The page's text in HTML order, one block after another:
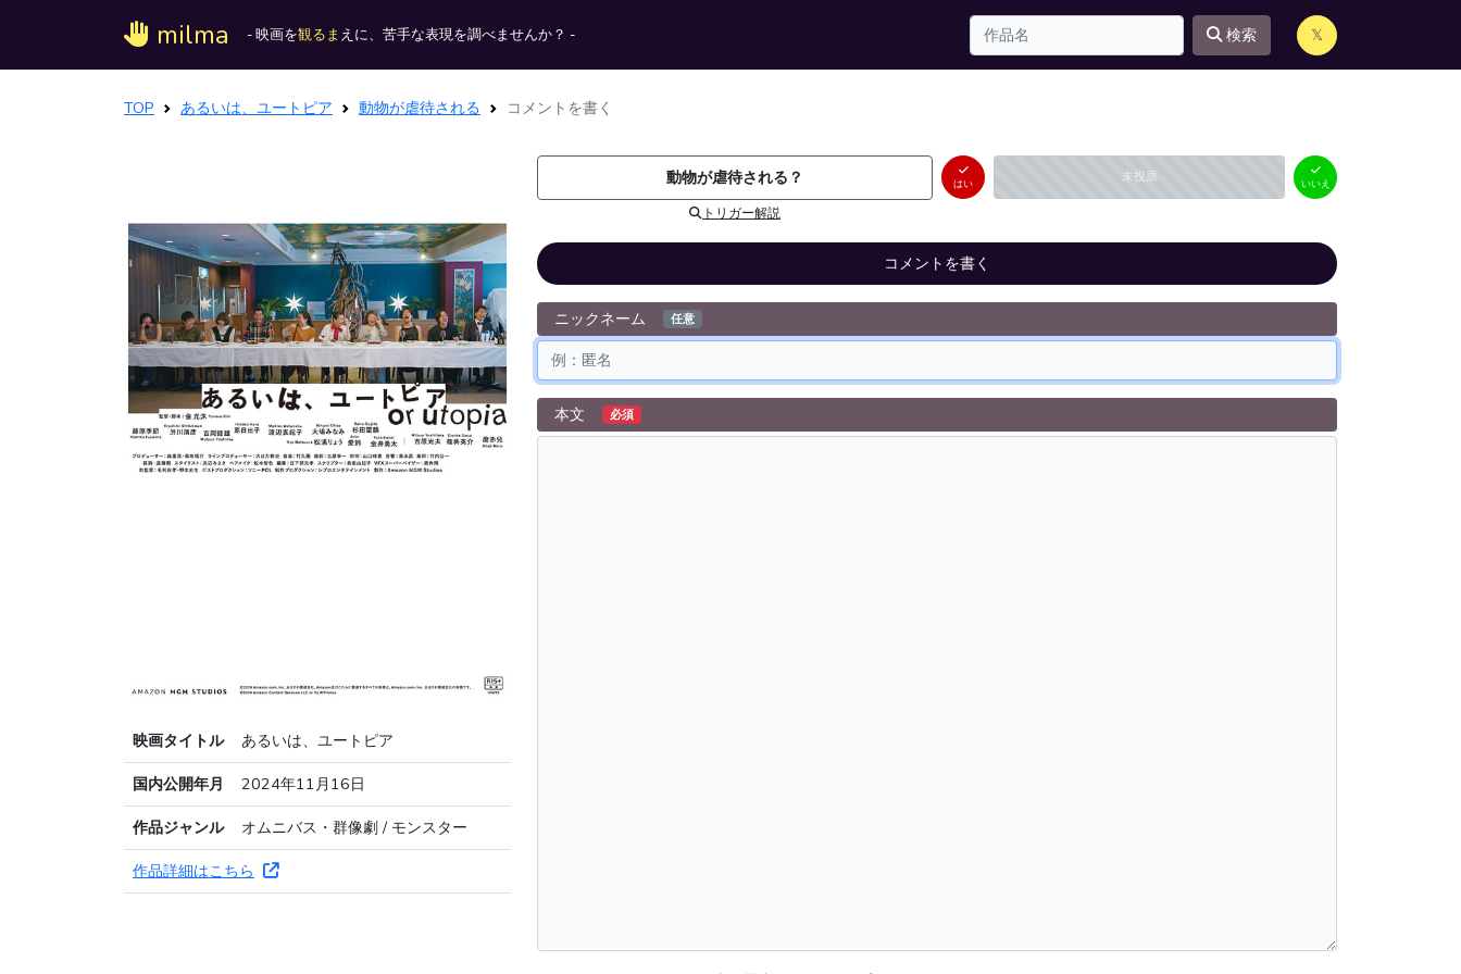
milma - 映画を観るま えに、苦手な表現を調べませんか？ - 検索 𝕏
TOP あるいは、ユートピア 動物が虐待される コメントを書く
映画タイトル
あるいは、ユートピア
国内公開年月
2024年11月16日
作品ジャンル
オムニバス・群像劇 / モンスター
作品詳細はこちら
動物が虐待される？
トリガー解説
はい 未投票
いいえ
（ 0件）
いいえ
コメントを書く
ニックネーム 任意
本文 必須